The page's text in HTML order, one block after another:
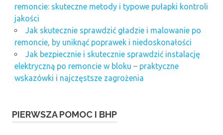
remoncie: skuteczne metody i typowe pułapki kontroli
jakości
Jak skutecznie sprawdzić gładzie i malowanie po
remoncie, by uniknąć poprawek i niedoskonałości
Jak bezpiecznie i skutecznie sprawdzić instalację
elektryczną po remoncie w bloku – praktyczne
wskazówki i najczęstsze zagrożenia
PIERWSZA POMOC I BHP